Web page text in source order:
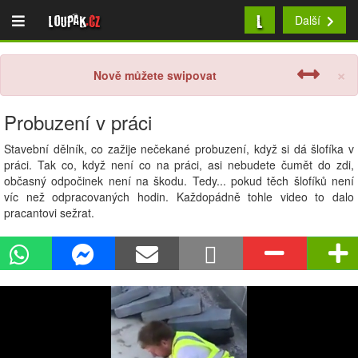
Loupak.cz L Další
×
Nově můžete swipovat
Probuzení v práci
Stavební dělník, co zažije nečekané probuzení, když si dá šlofíka v
práci. Tak co, když není co na práci, asi nebudete čumět do zdi,
občasný odpočinek není na škodu. Tedy... pokud těch šlofíků není
víc než odpracovaných hodin. Každopádně tohle video to dalo
pracantovi sežrat.